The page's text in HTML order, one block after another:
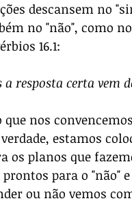
descansem no
no "não", como
16.1:
resposta certa vem
nos
estamos
os planos que
para o "não"
ou não vemos